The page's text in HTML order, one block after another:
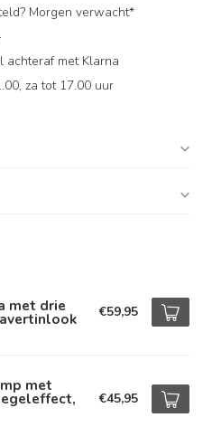
Morgen verwacht*
achteraf met Klarna
za tot 17.00 uur
met drie €59,95
met
€45,95